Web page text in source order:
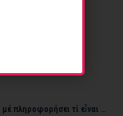
τί εἶναι ὁ Οἰκουμενισμός …